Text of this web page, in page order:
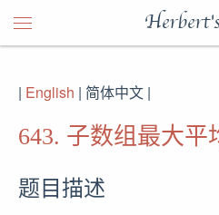
| English | 简体中文 |
643. 子数组最大平
题目描述